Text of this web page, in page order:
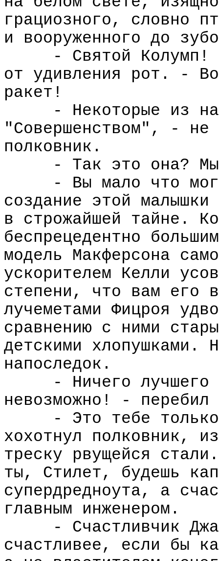
грациозного, словно
и вооруженного до
- Святой Колумп!
от удивления рот. -
ракет!
- Некоторые из
"Совершенством", - не
полковник.
- Так это она?
- Вы мало что
создание этой
в строжайшей тайне.
беспрецедентно
модель Макферсона
ускорителем Келли
степени, что вам его
лучеметами Фицроя
сравнению с ними
детскими хлопушками.
напоследок.
- Ничего лучшего
невозможно! - перебил
- Это тебе
хохотнул полковник,
треску рвущейся
ты, Стилет, будешь
супердредноута, а
главным инженером.
- Счастливчик
счастливее, если бы